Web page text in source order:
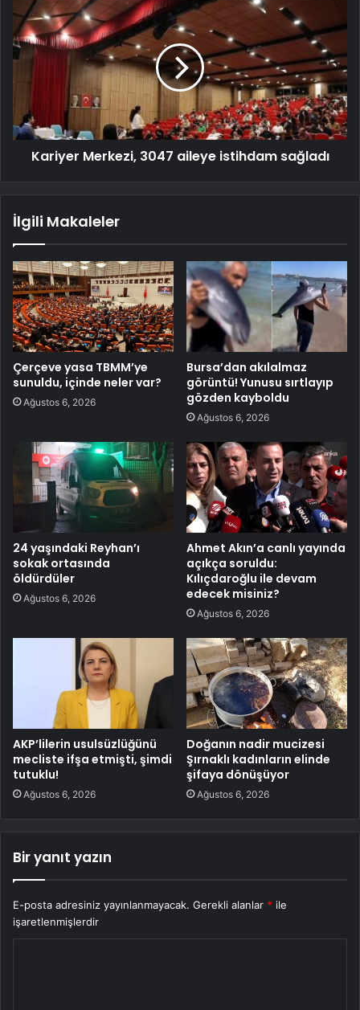
Kariyer Merkezi, 3047 aileye istihdam sağladı
İlgili Makaleler
Çerçeve yasa TBMM’ye
sunuldu, içinde neler var?
Ağustos 6, 2026
Bursa’dan akılalmaz
görüntü! Yunusu sırtlayıp
gözden kayboldu
Ağustos 6, 2026
24 yaşındaki Reyhan’ı
sokak ortasında
öldürdüler
Ağustos 6, 2026
Ahmet Akın’a canlı yayında
açıkça soruldu:
Kılıçdaroğlu ile devam
edecek misiniz?
Ağustos 6, 2026
AKP’lilerin usulsüzlüğünü
mecliste ifşa etmişti, şimdi
tutuklu!
Ağustos 6, 2026
Doğanın nadir mucizesi
Şırnaklı kadınların elinde
şifaya dönüşüyor
Ağustos 6, 2026
Bir yanıt yazın
E-posta adresiniz yayınlanmayacak. Gerekli alanlar * ile
işaretlenmişlerdir